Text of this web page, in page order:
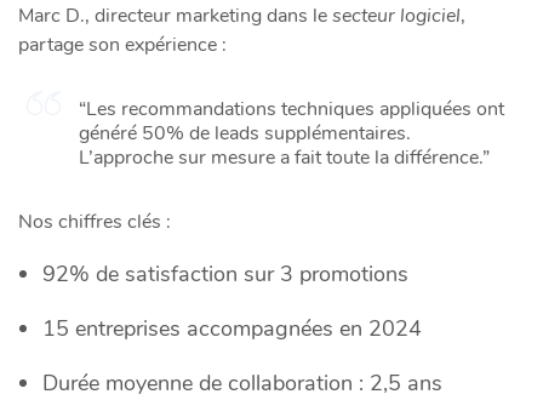
Marc D., directeur marketing dans lesecteur logiciel,
partage son expérience :
“Les recommandations techniques appliquées ont
généré 50% de leads supplémentaires.
L’approche sur mesure a fait toute la différence.”
Nos chiffres clés :
92% de satisfaction sur 3 promotions
15 entreprises accompagnées en 2024
Durée moyenne de collaboration : 2,5 ans